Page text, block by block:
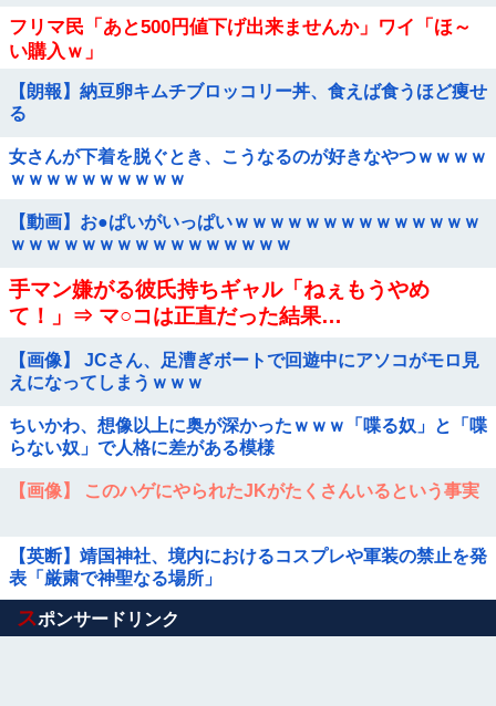
フリマ民「あと500円値下げ出来ませんか」ワイ「ほ～
い購入ｗ」
【朗報】納豆卵キムチブロッコリー丼、食えば食うほど痩せ
る
女さんが下着を脱ぐとき、こうなるのが好きなやつｗｗｗｗ
ｗｗｗｗｗｗｗｗｗｗ
【動画】お●ぱいがいっぱいｗｗｗｗｗｗｗｗｗｗｗｗｗｗ
ｗｗｗｗｗｗｗｗｗｗｗｗｗｗｗｗ
手マン嫌がる彼氏持ちギャル「ねぇもうやめ
て！」⇒ マ○コは正直だった結果…
【画像】 JCさん、足漕ぎボートで回遊中にアソコがモロ見
えになってしまうｗｗｗ
ちいかわ、想像以上に奥が深かったｗｗｗ「喋る奴」と「喋
らない奴」で人格に差がある模様
【画像】 このハゲにやられたJKがたくさんいるという事実
【英断】靖国神社、境内におけるコスプレや軍装の禁止を発
表「厳粛で神聖なる場所」
Powered by livedoor 相互RSS
スポンサードリンク